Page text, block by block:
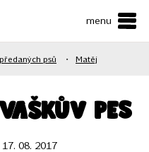
menu
psů • Matěj
Pes
17. 08. 2017